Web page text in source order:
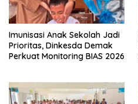
Imunisasi Anak Sekolah Jadi
Prioritas, Dinkesda Demak
Perkuat Monitoring BIAS 2026